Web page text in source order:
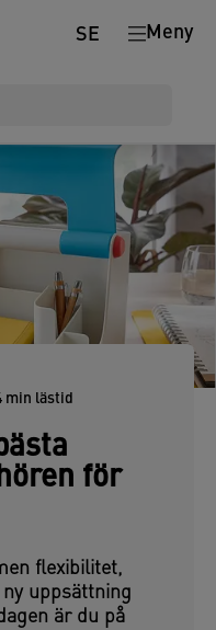
Meny
SE
min lästid
för
flexibilitet,
uppsättning
är du på